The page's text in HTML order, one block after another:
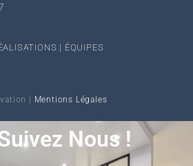
| ÉQUIPES
| Mentions Légales
Nous !